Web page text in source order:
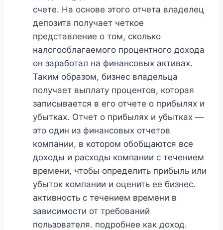
счете. На основе этого отчета владелец
депозита получает четкое
представление о том, сколько
налогооблагаемого процентного дохода
он заработал на финансовых активах.
Таким образом, бизнес владельца
получает выплату процентов, которая
записывается в его отчете о прибылях и
убытках. Отчет о прибылях и убытках —
это один из финансовых отчетов
компании, в котором обобщаются все
доходы и расходы компании с течением
времени, чтобы определить прибыль или
убыток компании и оценить ее бизнес.
активность с течением времени в
зависимости от требований
пользователя. подробнее как доход.